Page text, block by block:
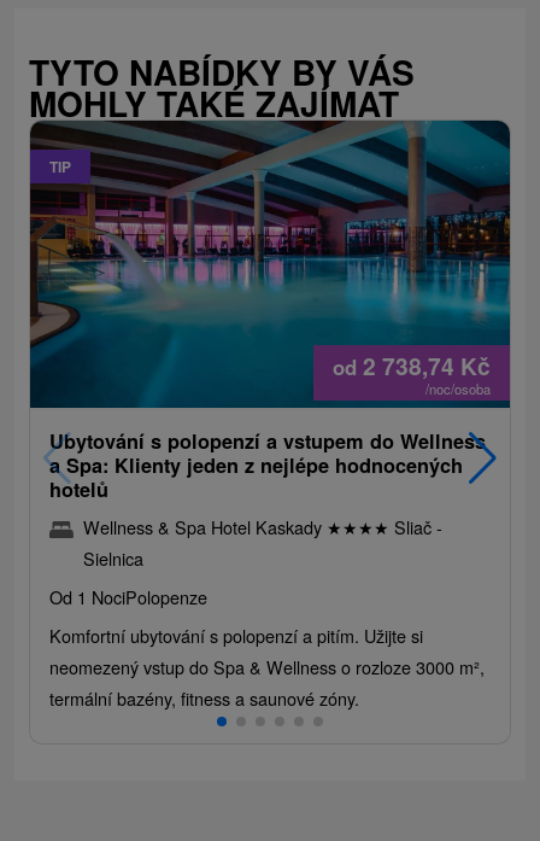
TYTO NABÍDKY BY VÁS
MOHLY TAKÉ ZAJÍMAT
TIP
od 2 738,74 Kč
/noc/osoba
Ubytování s polopenzí a vstupem do Wellness
a Spa: Klienty jeden z nejlépe hodnocených
hotelů
Wellness & Spa Hotel Kaskady ★★★★ Sliač -
Sielnica
Od 1 NociPolopenze
Komfortní ubytování s polopenzí a pitím. Užijte si
neomezený vstup do Spa & Wellness o rozloze 3000 m²,
termální bazény, fitness a saunové zóny.